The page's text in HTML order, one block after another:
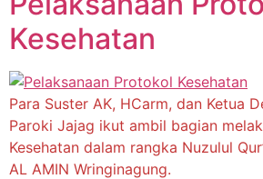
Kesehatan
Para Suster AK, HCarm, dan Ketua
Paroki Jajag ikut ambil bagian
Kesehatan dalam rangka Nuzulul
AL AMIN Wringinagung.